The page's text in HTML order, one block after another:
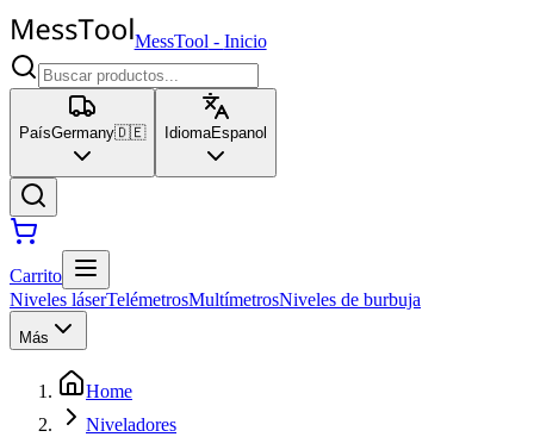
MessTool - Inicio
PaísGermany🇩🇪 IdiomaEspanol
Carrito
Niveles láserTelémetrosMultímetrosNiveles de burbuja
Más
Home
Niveladores